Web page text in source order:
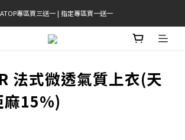
官網限定! 滿千免運(僅限台灣本島)
專區買三送一 | 指定專區買一送一
官網限定! 滿千免運(僅限台灣本島)
法式微透氣質上衣(天
15%)